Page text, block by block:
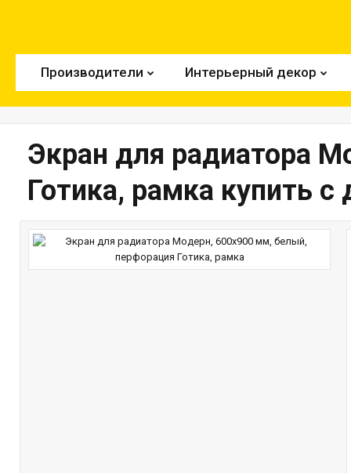
Производители Интерьерный декор
Экран для радиатора
Готика, рамка купить